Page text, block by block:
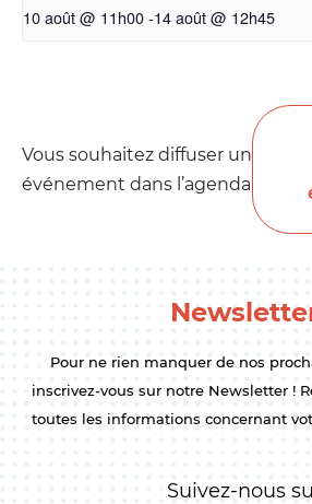
10 août @ 11h00-14 août @ 12h45
Vous souhaitez diffuser un
événement dans l’agenda
Pour ne rien manquer de nos
inscrivez-vous sur notre Newsletter !
toutes les informations concernant
Suivez-nous